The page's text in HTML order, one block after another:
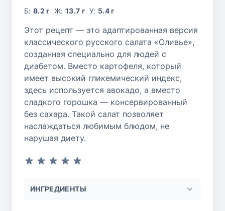
Б:8.2 г Ж: 13.7 г У: 5.4 г
Этот рецепт — это адаптированная версия
классического русского салата «Оливье»,
созданная специально для людей с
диабетом. Вместо картофеля, который
имеет высокий гликемический индекс,
здесь используется авокадо, а вместо
сладкого горошка — консервированный
без сахара. Такой салат позволяет
наслаждаться любимым блюдом, не
нарушая диету.
ИНГРЕДИЕНТЫ